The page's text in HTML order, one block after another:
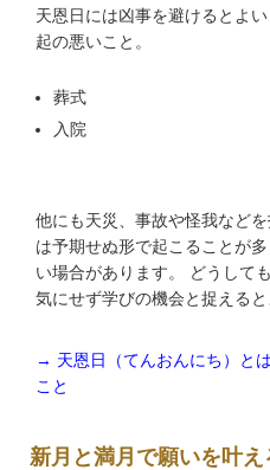
天恩日には凶事を避けるとよ
起の悪いこと。
葬式
入院
他にも天災、事故や怪我など
は予期せぬ形で起こることが
い場合があります。 どうして
気にせず学びの機会と捉えると
→ 天恩日（てんおんにち）と
こと
新月と満月で願いを叶